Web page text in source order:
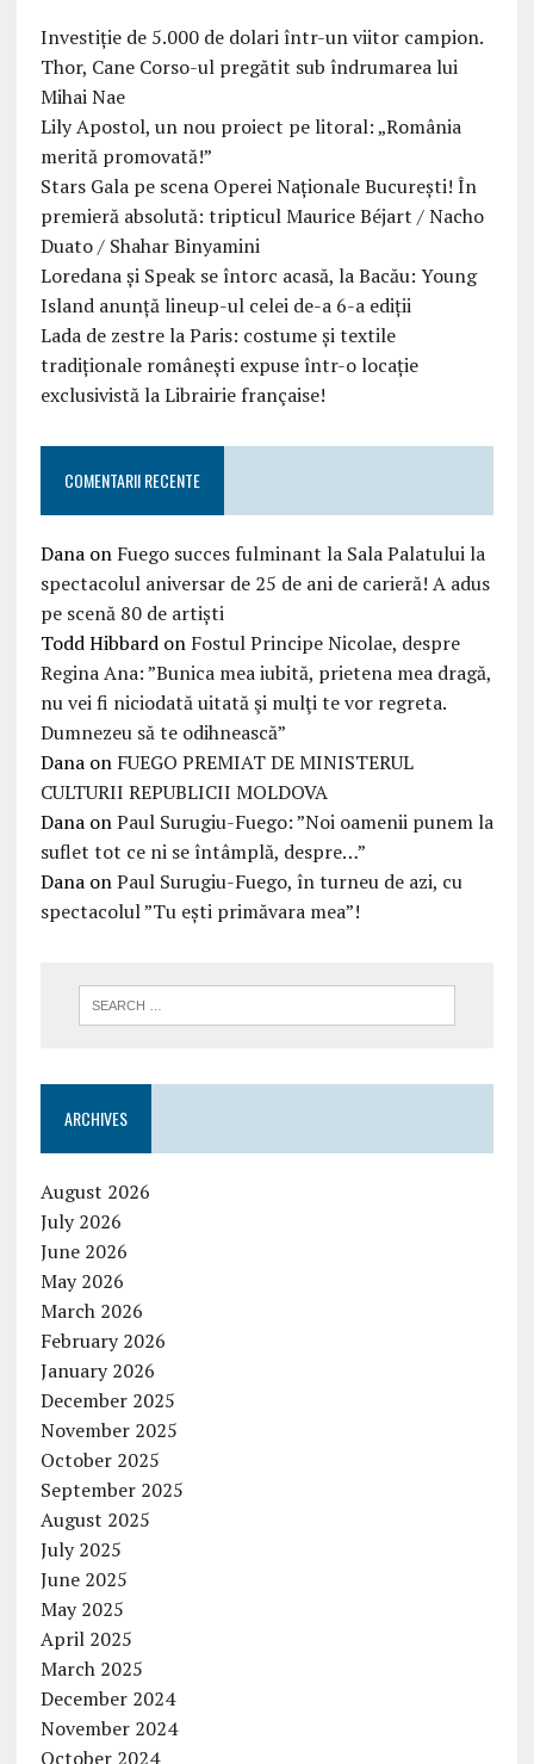
Investiție de 5.000 de dolari într-un viitor campion.
Thor, Cane Corso-ul pregătit sub îndrumarea lui
Mihai Nae
Lily Apostol, un nou proiect pe litoral: „România
merită promovată!”
Stars Gala pe scena Operei Naționale București! În
premieră absolută: tripticul Maurice Béjart / Nacho
Duato / Shahar Binyamini
Loredana și Speak se întorc acasă, la Bacău: Young
Island anunță lineup-ul celei de-a 6-a ediții
Lada de zestre la Paris: costume și textile
tradiționale românești expuse într-o locație
exclusivistă la Librairie française!
COMENTARII RECENTE
Danaon Fuego succes fulminant la Sala Palatului la
spectacolul aniversar de 25 de ani de carieră! A adus
pe scenă 80 de artiști
Todd Hibbardon Fostul Principe Nicolae, despre
Regina Ana: ”Bunica mea iubită, prietena mea dragă,
nu vei fi niciodată uitată şi mulţi te vor regreta.
Dumnezeu să te odihnească”
Danaon FUEGO PREMIAT DE MINISTERUL
CULTURII REPUBLICII MOLDOVA
DanaonPaul Surugiu-Fuego: ”Noi oamenii punem la
suflet tot ce ni se întâmplă, despre…”
DanaonPaul Surugiu-Fuego, în turneu de azi, cu
spectacolul ”Tu ești primăvara mea”!
ARCHIVES
August 2026
July 2026
June 2026
May 2026
March 2026
February 2026
January 2026
December 2025
November 2025
October 2025
September 2025
August 2025
July 2025
June 2025
May 2025
April 2025
March 2025
December 2024
November 2024
October 2024